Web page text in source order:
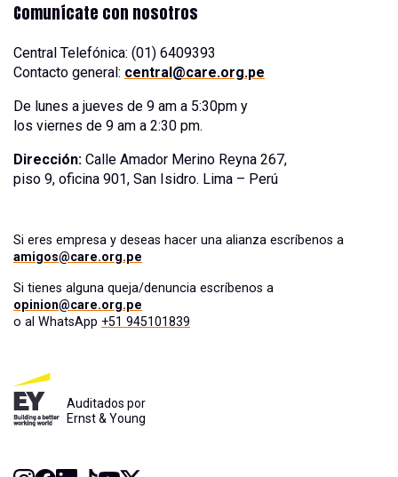
Comunícate con nosotros
Central Telefónica: (01) 6409393
Contacto general: central@care.org.pe
De lunes a jueves de 9 am a 5:30pm y
los viernes de 9 am a 2:30 pm.
Dirección: Calle Amador Merino Reyna 267,
piso 9, oficina 901, San Isidro. Lima – Perú
Si eres empresa y deseas hacer una alianza escríbenos a
amigos@care.org.pe
Si tienes alguna queja/denuncia escríbenos a
opinion@care.org.pe
o al WhatsApp +51 945101839
Auditados por
Ernst & Young